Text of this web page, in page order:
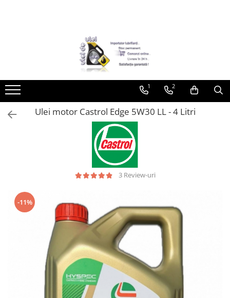
► Detailing si cosmetica
Curatare tapiterie auto
Curatare si intretinere piele
Plastice interioare
Sampon auto
Polish auto
Jante si anvelope
Accesorii spalare si uscare
Intretinere motor
Curatare generala
Restaurare faruri
Spalare si detailing rapid
1 2
Ulei motor Castrol Edge 5W30 LL - 4 Litri
3 Review-uri
-11%